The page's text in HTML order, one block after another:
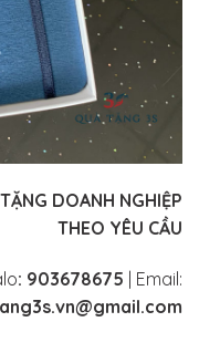
DOANH NGHIỆP
THEO YÊU CẦU
: 903678675 | Email: